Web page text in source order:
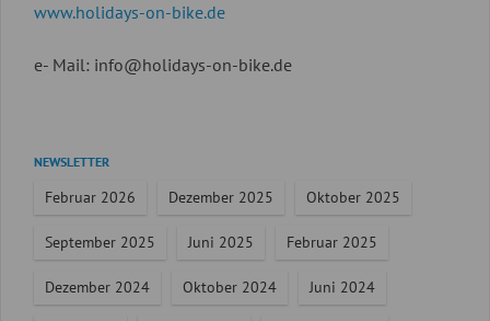
www.holidays-on-bike.de
e- Mail: info@holidays-on-bike.de
Navigation
NEWSLETTER
Februar 2026 Dezember 2025 Oktober 2025
September 2025 Juni 2025 Februar 2025
Dezember 2024 Oktober 2024 Juni 2024